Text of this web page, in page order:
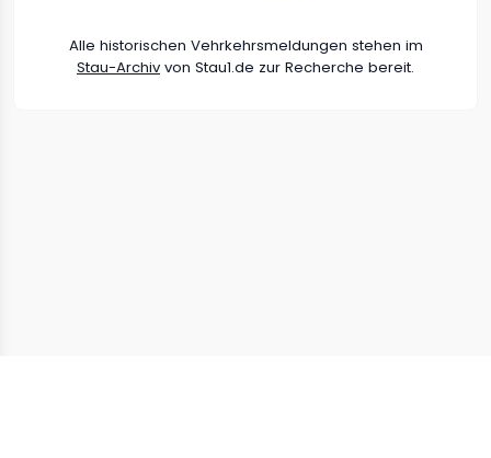
Alle historischen Vehrkehrsmeldungen stehen im
Stau-Archiv von Stau1.de zur Recherche bereit.